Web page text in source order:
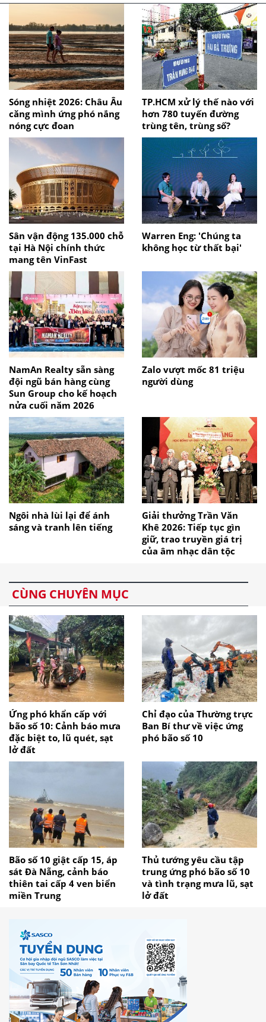
Sóng nhiệt 2026: Châu Âu
căng mình ứng phó nắng
nóng cực đoan
TP.HCM xử lý thế nào với
hơn 780 tuyến đường
trùng tên, trùng số?
Sân vận động 135.000 chỗ
tại Hà Nội chính thức
mang tên VinFast
Warren Eng: 'Chúng ta
không học từ thất bại'
NamAn Realty sẵn sàng
đội ngũ bán hàng cùng
Sun Group cho kế hoạch
nửa cuối năm 2026
Zalo vượt mốc 81 triệu
người dùng
Ngôi nhà lùi lại để ánh
sáng và tranh lên tiếng
Giải thưởng Trần Văn
Khê 2026: Tiếp tục gìn
giữ, trao truyền giá trị
của âm nhạc dân tộc
CÙNG CHUYÊN MỤC
Ứng phó khẩn cấp với
bão số 10: Cảnh báo mưa
đặc biệt to, lũ quét, sạt
lở đất
Chỉ đạo của Thường trực
Ban Bí thư về việc ứng
phó bão số 10
Bão số 10 giật cấp 15, áp
sát Đà Nẵng, cảnh báo
thiên tai cấp 4 ven biển
miền Trung
Thủ tướng yêu cầu tập
trung ứng phó bão số 10
và tình trạng mưa lũ, sạt
lở đất